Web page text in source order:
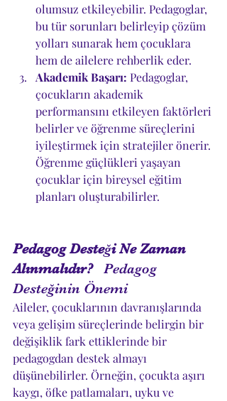
olumsuz etkileyebilir. Pedagoglar,
bu tür sorunları belirleyip çözüm
yolları sunarak hem çocuklara
hem de ailelere rehberlik eder.
Akademik Başarı: Pedagoglar,
çocukların akademik
performansını etkileyen faktörleri
belirler ve öğrenme süreçlerini
iyileştirmek için stratejiler önerir.
Öğrenme güçlükleri yaşayan
çocuklar için bireysel eğitim
planları oluşturabilirler.
Pedagog Desteği Ne Zaman
Alınmalıdır? Pedagog
Desteğinin Önemi
Aileler, çocuklarının davranışlarında
veya gelişim süreçlerinde belirgin bir
değişiklik fark ettiklerinde bir
pedagogdan destek almayı
düşünebilirler. Örneğin, çocukta aşırı
kaygı, öfke patlamaları, uyku ve